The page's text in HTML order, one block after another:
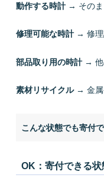
動作する時計→ そのま
修理可能な時計→ 修理
部品取り用の時計→ 他
素材リサイクル→ 金属
こんな状態でも寄付
OK：寄付できる状